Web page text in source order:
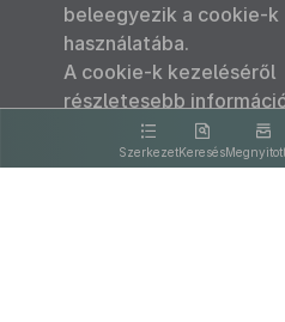
SzerkezetKeresés
beleegyezik a cookie-k
használatába.
A cookie-k kezeléséről
részletesebb
kattintva olvashat.